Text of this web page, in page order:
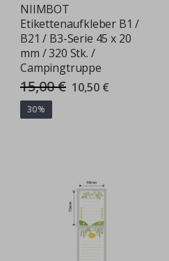
NIIMBOT
Etikettenaufkleber B1 /
B21 / B3-Serie 45 x 20
mm / 320 Stk. /
Campingtruppe
15,00 € Special
Price
10,50 €
30%